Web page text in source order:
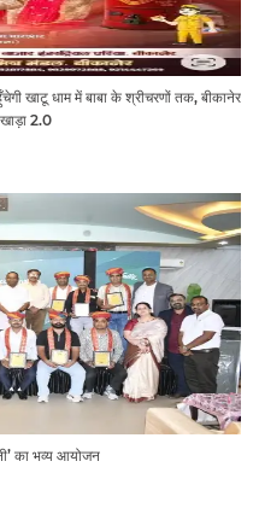
खाटू धाम में बाबा के श्रीचरणों तक, बीकानेर
2.0
का भव्य आयोजन